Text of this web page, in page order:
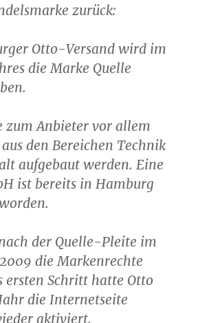
zurück:
Otto-Versand wird im
die Marke Quelle
zum Anbieter vor allem
den Bereichen Technik
aufgebaut werden. Eine
ist bereits in Hamburg
der Quelle-Pleite im
die Markenrechte
ersten Schritt hatte Otto
die Internetseite
aktiviert.